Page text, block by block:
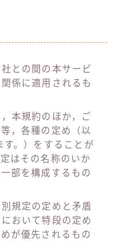
との間の本サービ
係に適用されるも
本規約のほか，ご
，各種の定め（以
す。）をすることが
はその名称のいか
部を構成するもの
規定の定めと矛盾
おいて特段の定め
が優先されるもの